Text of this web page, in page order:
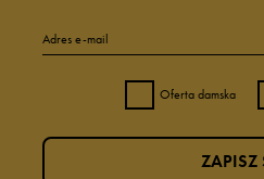
Adres e-mail
Oferta damska
ZAPISZ